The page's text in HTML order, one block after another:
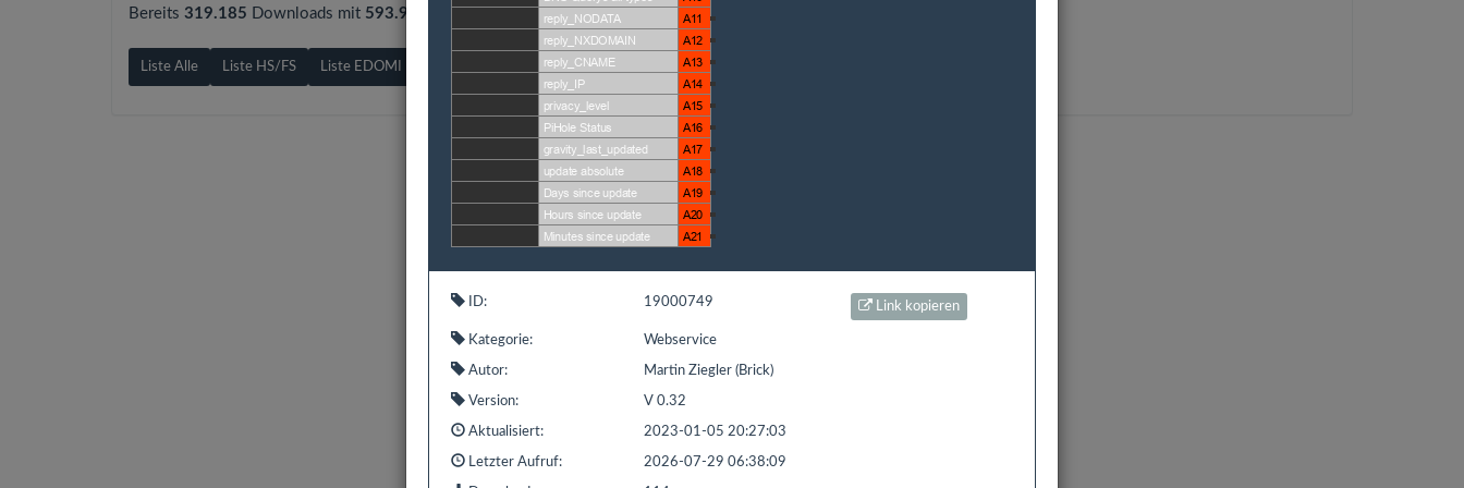
Bereits 319.185 Downloads mit 593.9 GB gezählt seit: 16.02.2016 | Letzter Download: 08.08.2026 11:01:05
Liste Alle Liste HS/FS Liste EDOMI Liste Sonstiges Liste ETS
ID: 19000749 Link kopieren
Kategorie: Webservice
Autor: Martin Ziegler (Brick)
Version: V 0.32
Aktualisiert: 2023-01-05 20:27:03
Letzter Aufruf: 2026-07-29 06:38:09